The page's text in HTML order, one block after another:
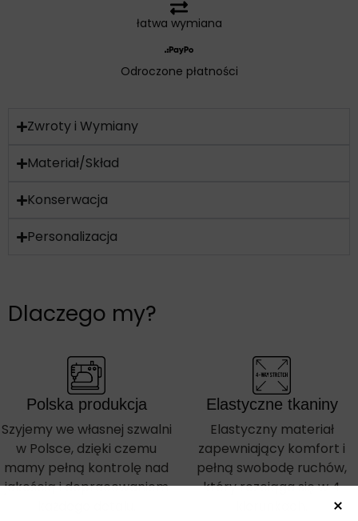
łatwa wymiana
Odroczone płatności
Zwroty i Wymiany
Materiał/Skład
Konserwacja
Personalizacja
Dlaczego my?
Polska produkcja
Szyjemy we własnej szwalni
w Polsce, dzięki czemu
mamy pełną kontrolę nad
jakością i dopracowaniem
Elastyczne tkaniny
Elastyczny materiał
zapewniający komfort i
pełną swobodę ruchów,
który rozciąga się w 4